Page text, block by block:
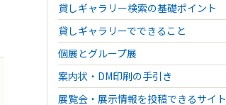
貸しギャラリー検索の基礎ポイント
貸しギャラリーでできること
個展とグループ展
案内状・DM印刷の手引き
展覧会・展示情報を投稿できるサイト